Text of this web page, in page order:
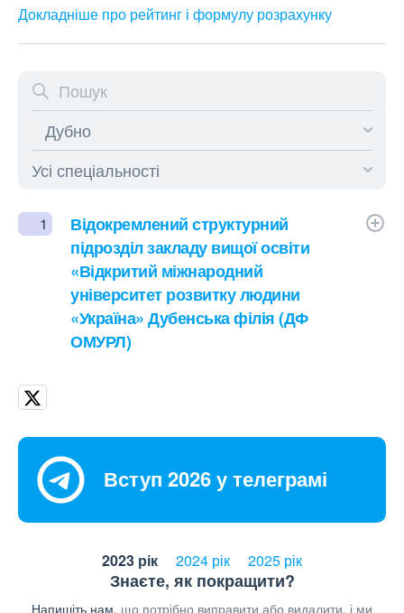
Докладніше про рейтинг і формулу розрахунку
1
Відокремлений структурний
підрозділ закладу вищої освіти
«Відкритий міжнародний
університет розвитку людини
«Україна» Дубенська філія (ДФ
ОМУРЛ)
Вступ 2026 у телеграмі
2023 рік 2024 рік 2025 рік
Знаєте, як покращити?
Напишіть нам, що потрібно виправити або видалити, і ми